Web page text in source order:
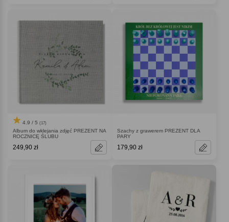
4.9 / 5 (17)
Album do wklejania zdjęć PREZENT NA
ROCZNICĘ ŚLUBU
249,90 zł
Szachy z grawerem PREZENT DLA
PARY
179,90 zł